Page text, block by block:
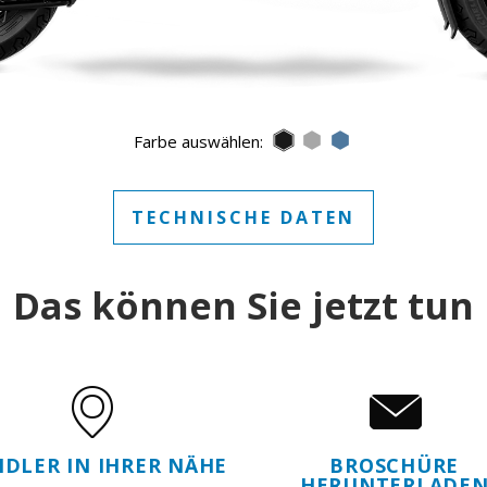
Farbe auswählen: Nero Meteora
Grigio Mercurio
TECHNISCHE DATEN
Das können Sie jetzt tun
IN IHRER NÄHE BROSCHÜRE